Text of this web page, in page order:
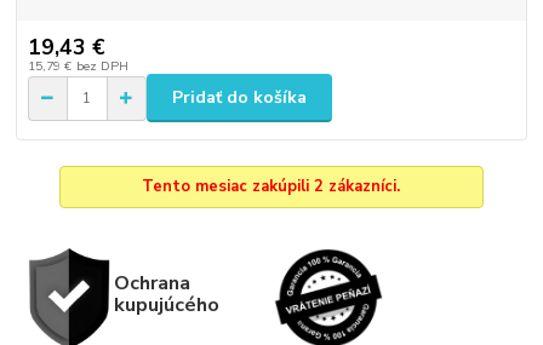
19,43 €
15,79 € bez DPH
Pridať do košíka
Tento mesiac zakúpili 2 zákazníci.
Ochrana
kupujúcého